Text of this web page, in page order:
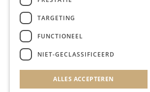
KUNST &
ParkCity
netwerken
TARGETING
FUNCTIONEEL
NIET-GECLASSIFICEERD
ALLES ACCEPTEREN